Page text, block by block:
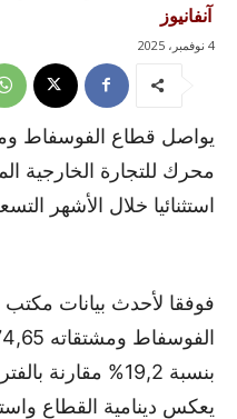
آنفانيوز
4 نوفمبر، 2025
يواصل قطاع الفوسفاط
محرك للتجارة الخارجية
استثنائيا خلال الأشهر
فوفقا لأحدث بيانات
بنسبة 19,2%
يعكس دينامية القطاع